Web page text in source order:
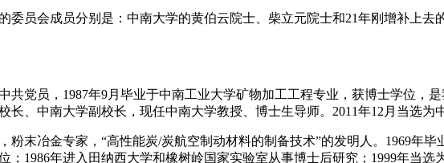
委员会成员分别是：中南大学的黄伯云院士、柴立元院士和21年刚增补上
共党员，1987年9月毕业于中南工业大学矿物加工工程专业，获博士学位，
、中南大学副校长，现任中南大学教授、博士生导师。2011年12月当选为
粉末冶金专家，“高性能炭/炭航空制动材料的制备技术”的发明人。1969年
1986年进入田纳西大学和橡树岭国家实验室从事博士后研究；1999年当